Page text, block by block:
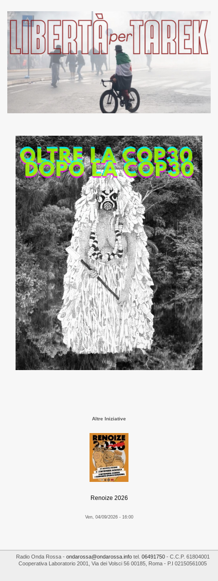
Altre Iniziative
Renoize 2026
Ven, 04/09/2026 - 16:00
Radio Onda Rossa- ondarossa@ondarossa.infotel. 06491750- C.C.P. 61804001
Cooperativa Laboratorio 2001
Via dei Volsci 56 00185 Roma - P.I 02150561005